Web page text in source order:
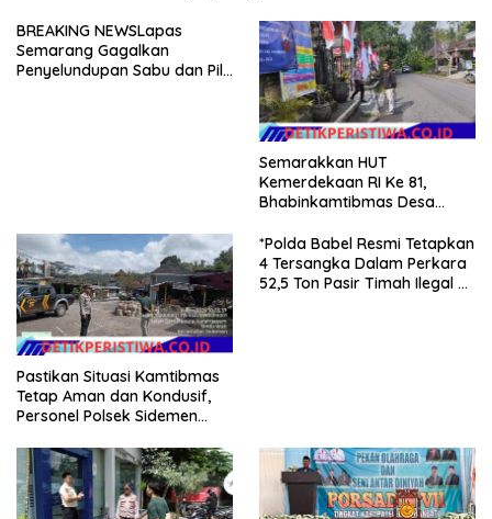
BREAKING NEWSLapas
Semarang Gagalkan
Penyelundupan Sabu dan Pil
Semarakkan HUT
Kemerdekaan RI Ke 81,
Bhabinkamtibmas Desa
Warganya Kibarkan Bendera
Merah Putih
Pastikan Situasi Kamtibmas
Tetap Aman dan Kondusif,
Personel Polsek Sidemen
*Polda Babel Resmi Tetapkan
4 Tersangka Dalam Perkara
52,5 Ton Pasir Timah Ilegal Di